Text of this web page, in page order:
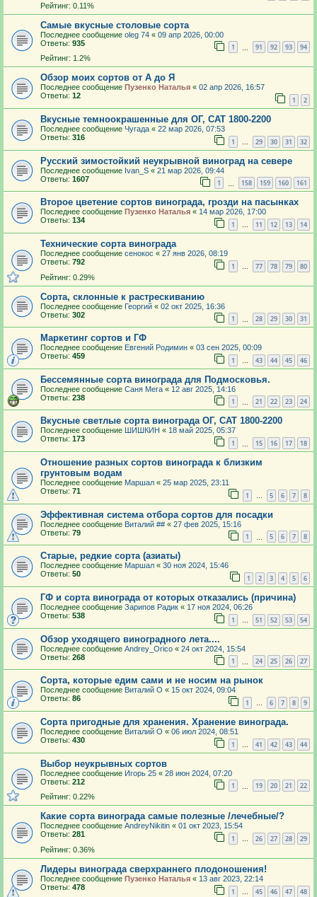
Рейтинг: 0.11%
Самые вкусные столовые сорта
Последнее сообщение oleg 74 « 09 апр 2026, 00:00
Ответы: 935 1 91 92 93 94
Рейтинг: 1.2%
Обзор моих сортов от А до Я
Последнее сообщение Пузенко Наталья « 02 апр 2026, 16:57
Ответы: 12 1 2
Вкусные темноокрашенные для ОГ, САТ 1800-2200
Последнее сообщение Чугада « 22 мар 2026, 07:53
Ответы: 316 1 … 29 30 31 32
Русский зимостойкий неукрывной виноград на севере
Последнее сообщение Ivan_S « 21 мар 2026, 09:44
Ответы: 1607 1 158 159 160 161
Второе цветение сортов винограда, грозди на пасынках
Последнее сообщение Пузенко Наталья « 14 мар 2026, 17:00
Ответы: 134 1 … 11 12 13 14
Технические сорта винограда
Последнее сообщение сенокос « 27 янв 2026, 08:19
Ответы: 792 1 77 78 79 80
Рейтинг: 0.29%
Сорта, склонные к растрескиванию
Последнее сообщение Георгий « 02 окт 2025, 16:36
Ответы: 302 1 28 29 30 31
Маркетинг сортов и ГФ
Последнее сообщение Евгений Родимин « 03 сен 2025, 00:09
Ответы: 459 1 … 43 44 45 46
Бессемянные сорта винограда для Подмосковья.
Последнее сообщение Саня Мега « 12 авг 2025, 14:16
Ответы: 238 1 21 22 23 24
Вкусные светлые сорта винограда ОГ, САТ 1800-2200
Последнее сообщение ШИШКИН « 18 май 2025, 05:37
Ответы: 173 1 15 16 17 18
Отношение разных сортов винограда к близким
грунтовым водам
Последнее сообщение Маршал « 25 мар 2025, 23:11
Ответы: 71 1 … 5 6 7 8
Эффективная система отбора сортов для посадки
Последнее сообщение Виталий ## « 27 фев 2025, 15:16
Ответы: 79 1 5 6 7 8
Старые, редкие сорта (азиаты)
Последнее сообщение Маршал « 30 ноя 2024, 15:46
Ответы: 50 1 2 3 4 5 6
ГФ и сорта винограда от которых отказались (причина)
Последнее сообщение Зарипов Радик « 17 ноя 2024, 06:26
Ответы: 538 1 … 51 52 53 54
Обзор уходящего виноградного лета....
Последнее сообщение Andrey_Orico « 24 окт 2024, 15:54
Ответы: 268 1 24 25 26 27
Сорта, которые едим сами и не носим на рынок
Последнее сообщение Виталий О « 15 окт 2024, 09:04
Ответы: 86 1 … 6 7 8 9
Сорта пригодные для хранения. Хранение винограда.
Последнее сообщение Виталий О « 06 июл 2024, 08:51
Ответы: 430 1 … 41 42 43 44
Выбор неукрывных сортов
Последнее сообщение Игорь 25 « 28 июн 2024, 07:20
Ответы: 212 1 19 20 21 22
Рейтинг: 0.22%
Какие сорта винограда самые полезные /лечебные/?
Последнее сообщение AndreyNikitin « 01 окт 2023, 15:54
Ответы: 281 1 … 26 27 28 29
Рейтинг: 0.36%
Лидеры винограда сверхраннего плодоношения!
Последнее сообщение Пузенко Наталья « 13 авг 2023, 22:14
Ответы: 478 1 45 46 47 48